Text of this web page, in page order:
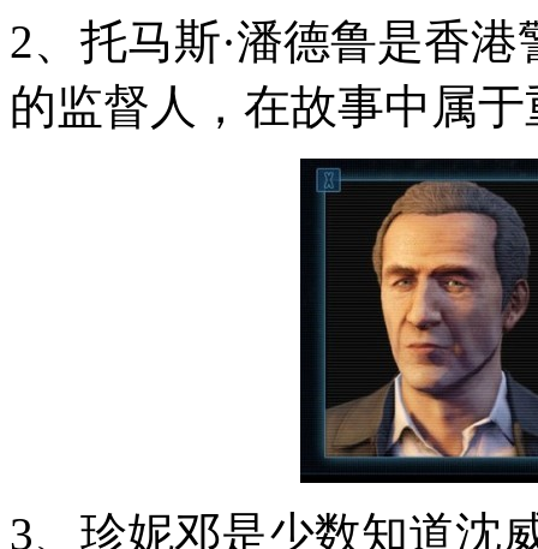
2、托马斯·潘德鲁是香
的监督人，在故事中属
3、珍妮邓是少数知道沈